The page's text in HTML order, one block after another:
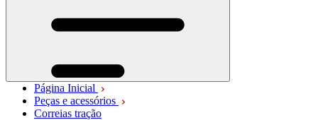
Página Inicial
Peças e acessórios
Correias tração